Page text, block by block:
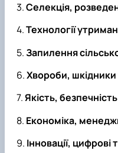
Селекція,
Технології
Запилення
Хвороби, шкідники
Якість,
Економіка,
Інновації,